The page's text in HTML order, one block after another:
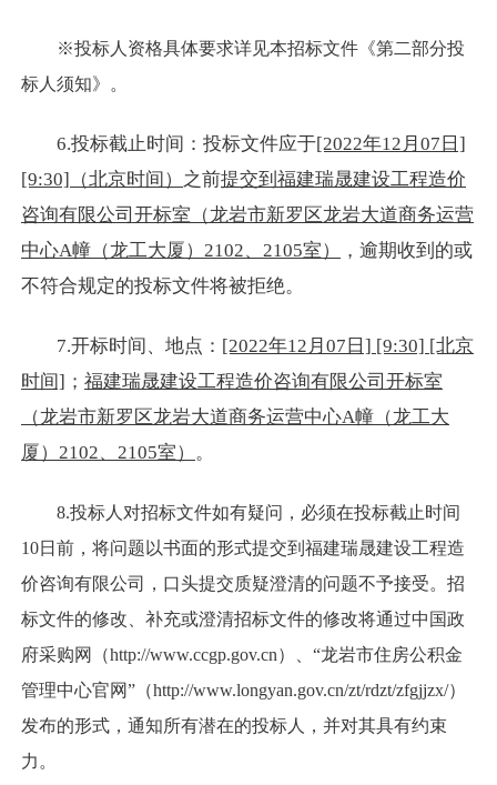
※投标人资格具体要求详见本招标文件《第二部分投
标人须知》。
6.投标截止时间：投标文件应于[2022年12月07日]
[9:30]（北京时间） 之前提交到福建瑞晟建设工程造价
咨询有限公司开标室（龙岩市新罗区龙岩大道商务运营
中心A幢（龙工大厦）2102、2105室）
，逾期收到的或
不符合规定的投标文件将被拒绝。
7.开标时间、地点： [2022年12月07日] [9:30] [北京
时间] ； 福建瑞晟建设工程造价咨询有限公司开标室
（龙岩市新罗区龙岩大道商务运营中心A幢（龙工大
厦）2102、2105室） 。
8.投标人对招标文件如有疑问，必须在投标截止时间
10日前，将问题以书面的形式提交到福建瑞晟建设工程造
价咨询有限公司，口头提交质疑澄清的问题不予接受。招
标文件的修改、补充或澄清招标文件的修改将通过中国政
府采购网（http://www.ccgp.gov.cn）、“龙岩市住房公积金
管理中心官网”（http://www.longyan.gov.cn/zt/rdzt/zfgjjzx/）
发布的形式，通知所有潜在的投标人，并对其具有约束
力。